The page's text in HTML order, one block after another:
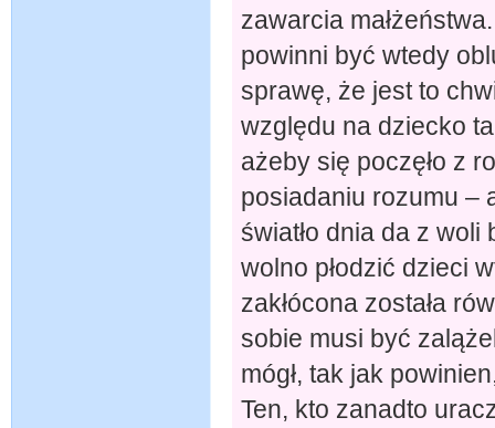
zawarcia
powinni być wtedy
sprawę, że jest to
względu na dziecko
ażeby się poczęło z
posiadaniu rozumu –
światło dnia da z
wolno płodzić dzieci
zakłócona została
sobie musi być
mógł, tak jak
Ten, kto zanadto